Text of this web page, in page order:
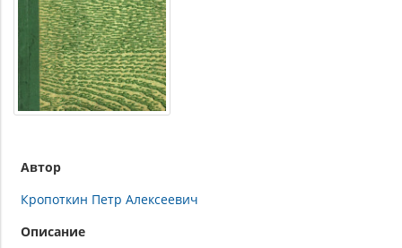
Автор
Кропоткин Петр Алексеевич
Описание